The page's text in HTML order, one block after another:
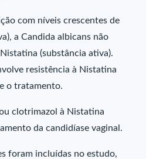
com níveis crescentes de
a Candida albicans não
(substância ativa).
resistência à Nistatina
o tratamento.
clotrimazol à Nistatina
da candidíase vaginal.
foram incluídas no estudo,